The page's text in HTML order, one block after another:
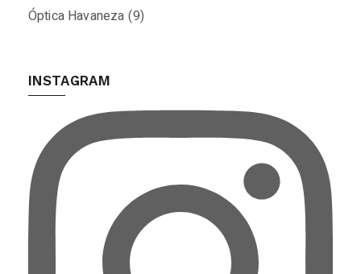
Óptica Havaneza (9)
INSTAGRAM